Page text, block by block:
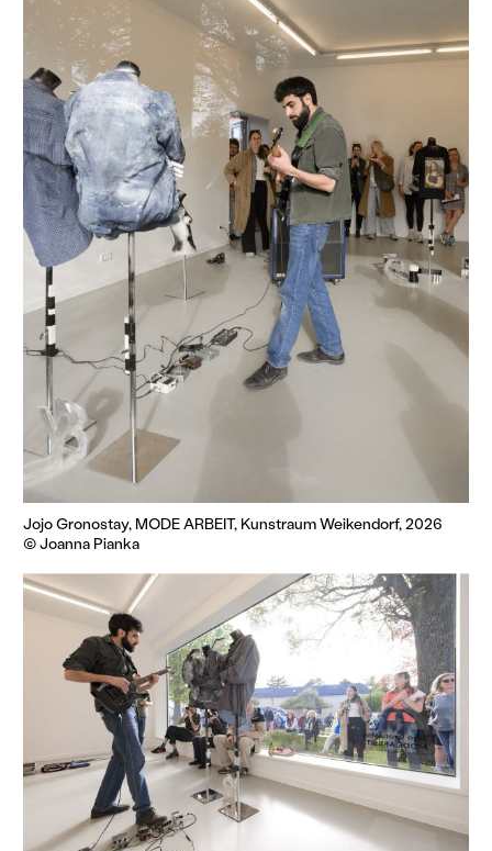
Jojo Gronostay, MODE ARBEIT, Kunstraum Weikendorf, 2026
© Joanna Pianka